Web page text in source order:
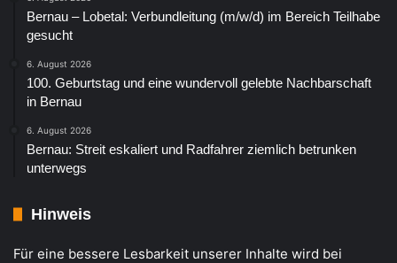
Bernau – Lobetal: Verbundleitung (m/w/d) im Bereich Teilhabe
gesucht
6. August 2026
100. Geburtstag und eine wundervoll gelebte Nachbarschaft
in Bernau
6. August 2026
Bernau: Streit eskaliert und Radfahrer ziemlich betrunken
unterwegs
Hinweis
Für eine bessere Lesbarkeit unserer Inhalte wird bei